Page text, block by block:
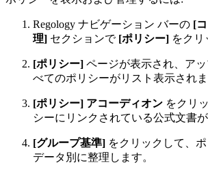
Regology ナビゲーション バーの [
理] セクションで [ポリシー] をクリ
[ポリシー] ページが表示され、ア
べてのポリシーがリスト表示されま
[ポリシー] アコーディオン をクリ
シーにリンクされている公式文書が
[グループ基準] をクリックして、
データ別に整理します。